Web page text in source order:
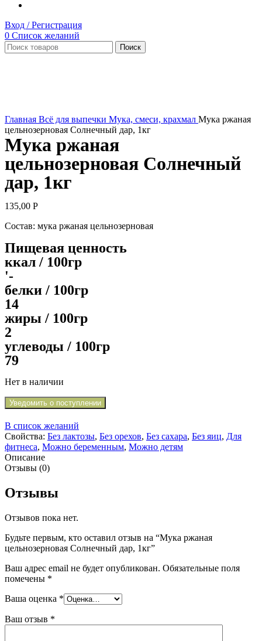
Вход / Регистрация
0 Список желаний
Поиск
Главная Всё для выпечки Мука, смеси, крахмал Мука ржаная
цельнозерновая Солнечный дар, 1кг
Мука ржаная
цельнозерновая Солнечный
дар, 1кг
135,00 Р
Состав: мука ржаная цельнозерновая
Пищевая ценность
ккал / 100гр
'-
белки / 100гр
14
жиры / 100гр
2
углеводы / 100гр
79
Нет в наличии
Уведомить о поступлении
В список желаний
Свойства: Без лактозы, Без орехов, Без сахара, Без яиц, Для
фитнеса, Можно беременным, Можно детям
Описание
Отзывы (0)
Отзывы
Отзывов пока нет.
Будьте первым, кто оставил отзыв на “Мука ржаная
цельнозерновая Солнечный дар, 1кг”
Ваш адрес email не будет опубликован. Обязательные поля
помечены *
Ваша оценка *
Ваш отзыв *